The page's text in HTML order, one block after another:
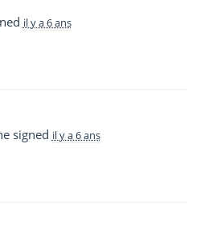
il y a 6 ans
signed il y a 6 ans